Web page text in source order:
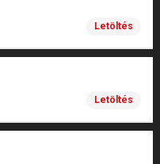
Letöltés
Letöltés